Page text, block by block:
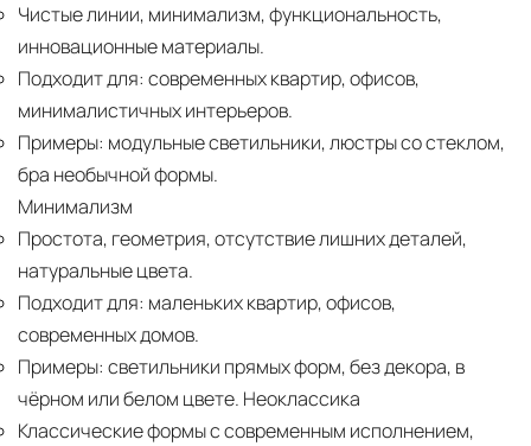
Чистые линии, минимализм, функциональность,
инновационные материалы.
Подходит для: современных квартир, офисов,
минималистичных интерьеров.
Примеры: модульные светильники, люстры со стеклом,
бра необычной формы.
Минимализм
Простота, геометрия, отсутствие лишних деталей,
натуральные цвета.
Подходит для: маленьких квартир, офисов,
современных домов.
Примеры: светильники прямых форм, без декора, в
чёрном или белом цвете. Неоклассика
Классические формы с современным исполнением,